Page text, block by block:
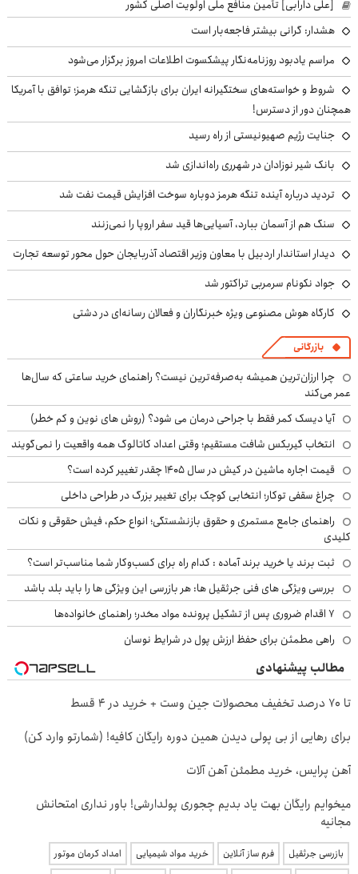
[علی دارابی] تأمین منافع ملی اولویت اصلی کشور
هشدار: گرانی بیشتر فاجعه‌بار است
مراسم یادبود روزنامه‌نگار پیشکسوت اطلاعات امروز برگزار می‌شود
شروط و خواسته‌های سختگیرانه ایران برای بازگشایی تنگه هرمز؛ توافق با آمریکا
همچنان دور از دسترس!
جنایت رژیم صهیونیستی از راه رسید
بانک شیر نوزادان در شهرری راه‌اندازی شد
تردید درباره آینده تنگه هرمز دوباره سوخت افزایش قیمت نفت شد
سنگ هم از آسمان ببارد، آسیایی‌ها قید سفر اروپا را نمی‌زنند
دیدار استاندار اردبیل با معاون وزیر اقتصاد آذربایجان حول محور توسعه تجارت
جواد نکونام سرمربی تراکتور شد
کارگاه هوش مصنوعی ویژه خبرنگاران و فعالان رسانه‌ای در دشتی
بازرگانی
چرا ارزان‌ترین همیشه به‌صرفه‌ترین نیست؟ راهنمای خرید ساعتی که سال‌ها
عمر می‌کند
آیا دیسک کمر فقط با جراحی درمان می شود؟ (روش های نوین و کم خطر)
انتخاب گیربکس شافت مستقیم؛ وقتی اعداد کاتالوگ همه واقعیت را نمی‌گویند
قیمت اجاره ماشین در کیش در سال ۱۴۰۵ چقدر تغییر کرده است؟
چراغ سقفی توکار؛ انتخابی کوچک برای تغییر بزرگ در طراحی داخلی
راهنمای جامع مستمری و حقوق بازنشستگی؛ انواع حکم، فیش حقوقی و نکات
کلیدی
ثبت برند یا خرید برند آماده : کدام راه برای کسب‌وکار شما مناسب‌تر است؟
بررسی ویژگی های فنی جرثقیل ها: هر بازرسی این ویژگی ها را باید بلد باشد
۷ اقدام ضروری پس از تشکیل پرونده مواد مخدر؛ راهنمای خانواده‌ها
راهی مطمئن برای حفظ ارزش پول در شرایط نوسان
مطالب پیشنهادی
تا 70 درصد تخفیف محصولات جین وست + خرید در 4 قسط
برای رهایی از بی پولی دیدن همین دوره رایگان کافیه! (شمارتو وارد کن)
آهن پرایس، خرید مطمئن آهن آلات
میخوایم رایگان بهت یاد بدیم چجوری پولدارشی! باور نداری امتحانش
مجانیه
بازرسی جرثقیل فرم ساز آنلاین خرید مواد شیمیایی
امداد کرمان موتور